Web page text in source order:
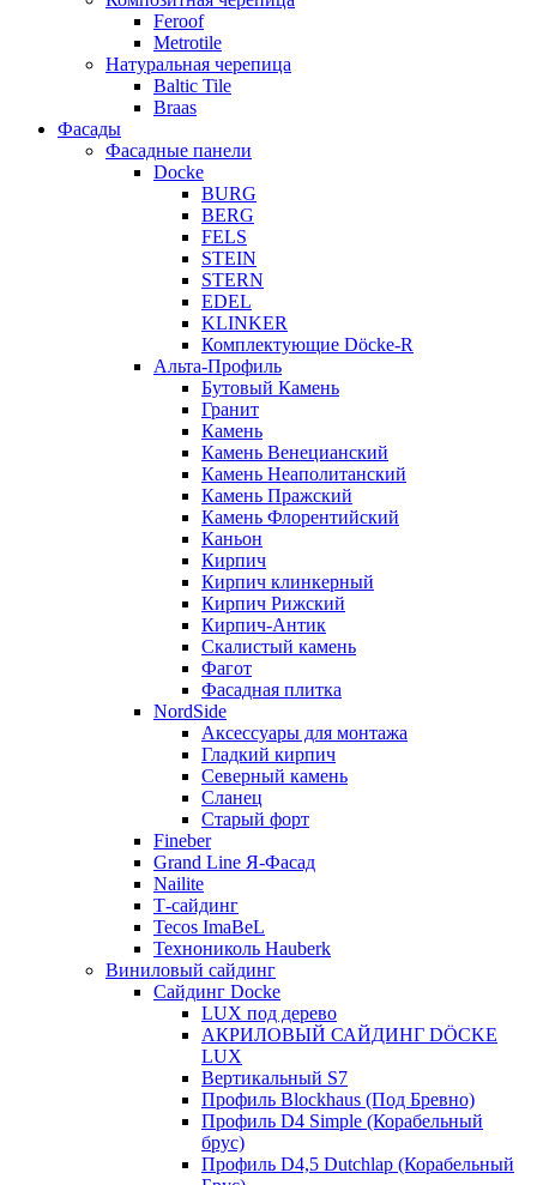
Feroof
Metrotile
Натуральная черепица
Baltic Tile
Braas
Фасады
Фасадные панели
Docke
BURG
BERG
FELS
STEIN
STERN
EDEL
KLINKER
Комплектующие Döcke-R
Альта-Профиль
Бутовый Камень
Гранит
Камень
Камень Венецианский
Камень Неаполитанский
Камень Пражский
Камень Флорентийский
Каньон
Кирпич
Кирпич клинкерный
Кирпич Рижский
Кирпич-Антик
Скалистый камень
Фагот
Фасадная плитка
NordSide
Аксессуары для монтажа
Гладкий кирпич
Северный камень
Сланец
Старый форт
Fineber
Grand Line Я-Фасад
Nailite
Т-сайдинг
Tecos ImaBeL
Технониколь Hauberk
Виниловый сайдинг
Сайдинг Docke
LUX под дерево
АКРИЛОВЫЙ САЙДИНГ DÖCKE
LUX
Вертикальный S7
Профиль Blockhaus (Под Бревно)
Профиль D4 Simple (Корабельный
брус)
Профиль D4,5 Dutchlap (Корабельный